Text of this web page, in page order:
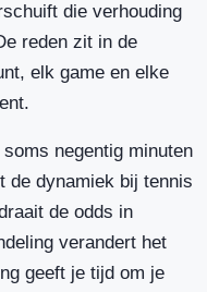
die verhouding
reden zit in de
elk game en elke
negentig minuten
de dynamiek bij tennis
de odds in
verandert het
geeft je tijd om je